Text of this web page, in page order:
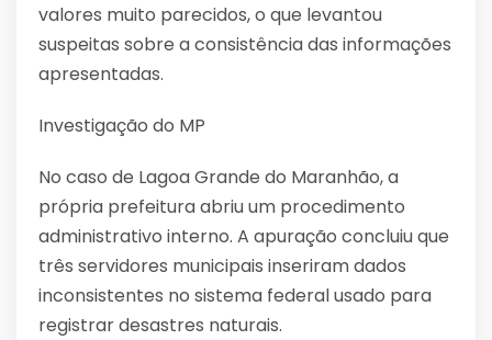
valores muito parecidos, o que levantou
suspeitas sobre a consistência das informações
apresentadas.
Investigação do MP
No caso de Lagoa Grande do Maranhão, a
própria prefeitura abriu um procedimento
administrativo interno. A apuração concluiu que
três servidores municipais inseriram dados
inconsistentes no sistema federal usado para
registrar desastres naturais.